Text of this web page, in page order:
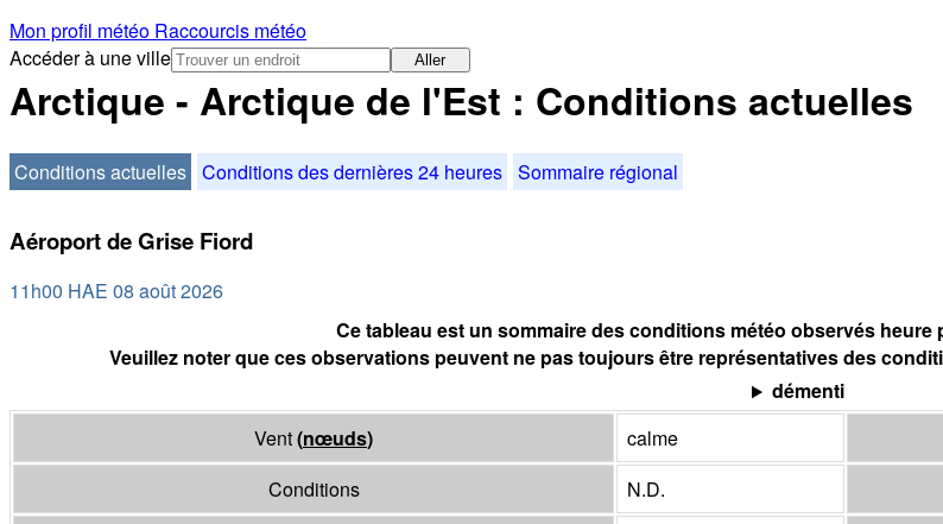
Mon profil météo Raccourcis météo
Accéder à une ville
Aller
Arctique - Arctique de l'Est : Conditions actuelles
Conditions actuelles Conditions des dernières 24 heures Sommaire régional
Aéroport de Grise Fiord
11h00 HAE 08 août 2026
Ce tableau est un sommaire des conditions météo observés heure
Veuillez noter que ces observations peuvent ne pas toujours être représentatives des
démenti
Vent(nœuds) calme
Conditions
N.D.